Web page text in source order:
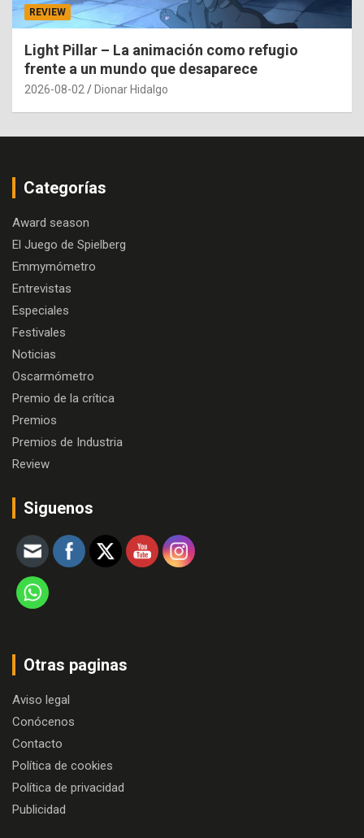
REVIEW
Light Pillar – La animación como refugio
frente a un mundo que desaparece
2026-08-02 Dionar Hidalgo
Categorías
Award season
El Juego de Spielberg
Emmymómetro
Entrevistas
Especiales
Festivales
Noticias
Oscarmómetro
Premio de la crítica
Premios
Premios de Industria
Review
Siguenos
Otras paginas
Aviso legal
Conócenos
Contacto
Política de cookies
Política de privacidad
Publicidad